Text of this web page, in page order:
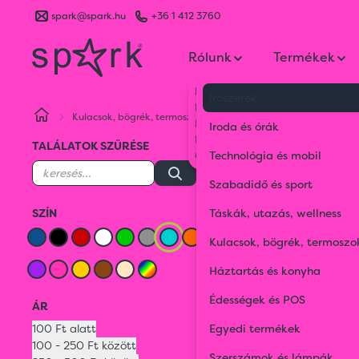
spark@spark.hu +36 1 412 3760
Rólunk
Kik vagyunk
Kapcsolat
Blog
Karrier
Gyakran Ismételt Kérdések
Termékek
Iroda és órák
Technológia és mobil
Szabadidő és sport
Táskák, utazás, wellness
Kulacsok, bögrék,
Háztartás és konyha
Édességek és POS
Egyedi termékek
Kulacsok, bögrék, termoszok
TALÁLATOK SZŰRÉSE
SZÍN
ÁR
100 Ft alatt
100 - 250 Ft között
Türkiz